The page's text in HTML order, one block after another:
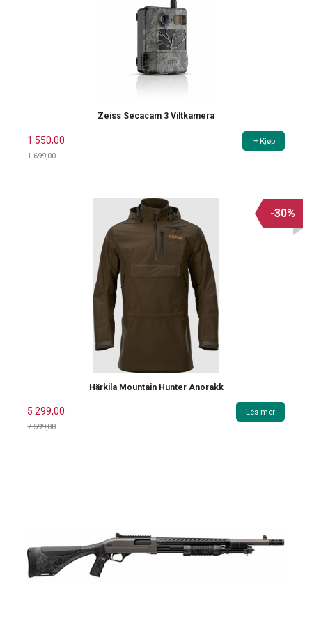
Zeiss Secacam 3 Viltkamera
1 550,00
1 699,00
Kjøp
Härkila Mountain Hunter Anorakk
5 299,00
7 599,00
-30%
Les mer